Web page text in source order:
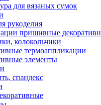
для вязаных сумок
рукоделия
пришивные
колокольчики
термоаппликации
элементы
спандекс